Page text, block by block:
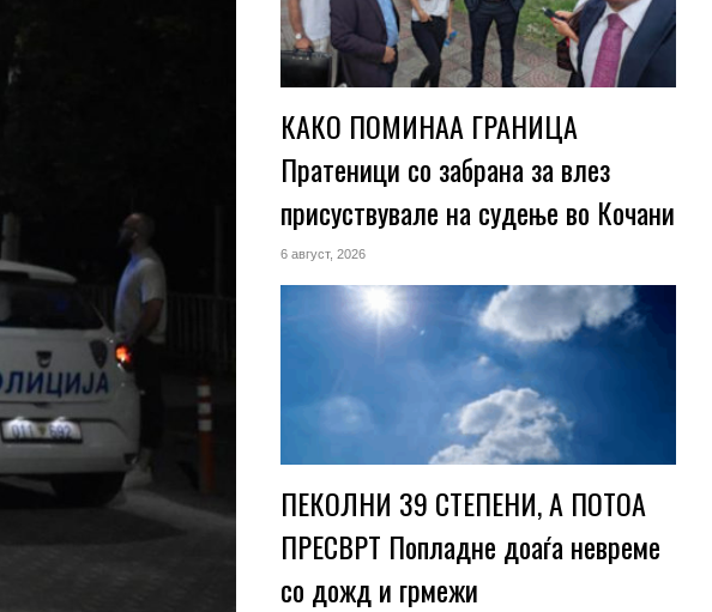
КАКО ПОМИНАА ГРАНИЦА
Пратеници со забрана за влез
присуствувале на судење во Кочани
6 август, 2026
ПЕКОЛНИ 39 СТЕПЕНИ, А ПОТОА
ПРЕСВРТ Попладне доаѓа невреме
со дожд и грмежи